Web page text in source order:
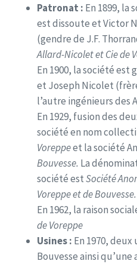
Patronat : En 1899, la
est dissoute et Victor
(gendre de J.F.
Allard-Nicolet et Cie de
En 1900, la société est
et Joseph Nicolet
l’autre ingénieurs des
En 1929, fusion des
société en nom
Voreppeet la société
Bouvesse. La
société estSociété
Voreppe et de Bouvesse.
En 1962, la raison
de Voreppe
Usines : En 1970, deux
Bouvesse ainsi